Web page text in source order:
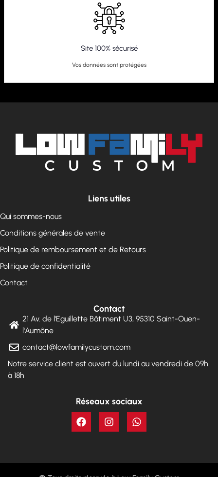
Site 100% sécurisé
Vos données sont protégées
Liens utiles
Qui sommes-nous
Conditions générales de vente
Politique de remboursement et de Retours
Politique de confidentialité
Contact
Contact
21 Av. de l'Eguillette Bâtiment U3, 95310 Saint-Ouen-
l'Aumône
contact@lowfamilycustom.com
Notre service client est ouvert du lundi au vendredi de 09h
à 18h
Réseaux sociaux